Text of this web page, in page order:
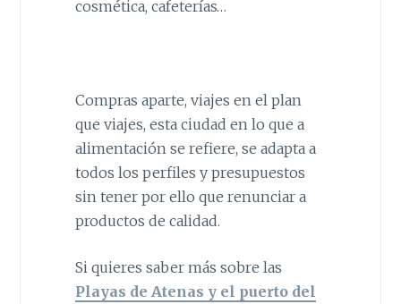
cosmética, cafeterías…
Compras aparte, viajes en el plan
que viajes, esta ciudad en lo que a
alimentación se refiere, se adapta a
todos los perfiles y presupuestos
sin tener por ello que renunciar a
productos de calidad.
Si quieres saber más sobre las
Playas de Atenas y el puerto del